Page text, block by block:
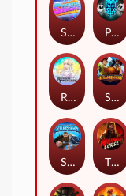
Superstar Sevens PRAY FOR SIX
RAINBOW PRINCESS STEAMRUNNERS
STORMBORN THE WILDWOOD CURSE